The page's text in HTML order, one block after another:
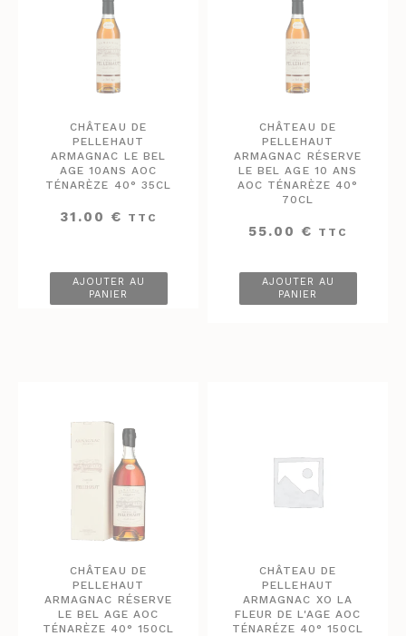
CHÂTEAU DE
PELLEHAUT
ARMAGNAC LE BEL
AGE 10ANS AOC
TÉNARÈZE 40° 35CL
31.00 € TTC
AJOUTER AU
PANIER
CHÂTEAU DE
PELLEHAUT
ARMAGNAC RÉSERVE
LE BEL AGE 10 ANS
AOC TÉNARÈZE 40°
70CL
55.00 € TTC
AJOUTER AU
PANIER
CHÂTEAU DE
PELLEHAUT
ARMAGNAC RÉSERVE
LE BEL AGE AOC
TÉNARÈZE 40° 150CL
CHÂTEAU DE
PELLEHAUT
ARMAGNAC XO LA
FLEUR DE L'AGE AOC
TÉNARÉZE 40° 150CL